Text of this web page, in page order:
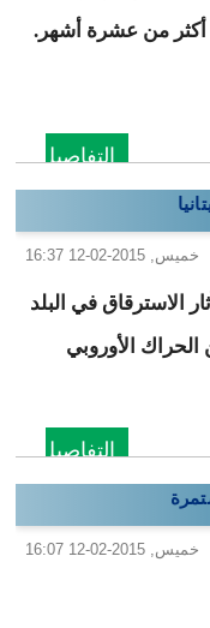
أكثر من عشرة أشهر.
التفاصيل
خميس, 2015-02-12 16:37
الاسترقاق في البلد
الأوروبي
التفاصيل
خميس, 2015-02-12 16:07